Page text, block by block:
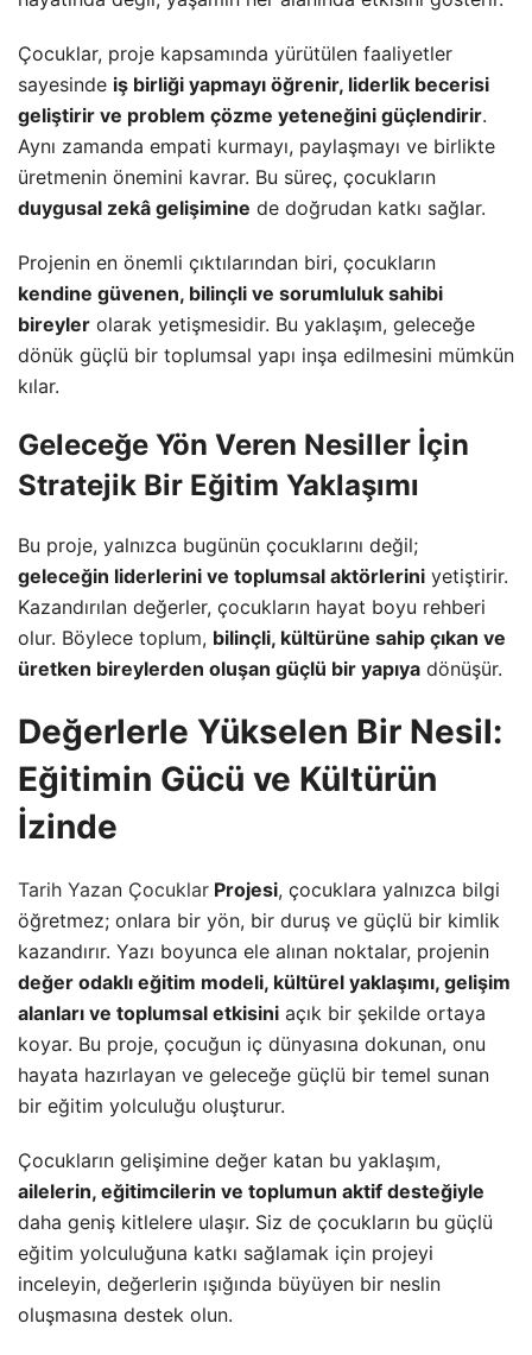
Çocuklar, proje kapsamında yürütülen faaliyetler
sayesinde iş birliği yapmayı öğrenir, liderlik becerisi
geliştirir ve problem çözme yeteneğini güçlendirir.
Aynı zamanda empati kurmayı, paylaşmayı ve birlikte
üretmenin önemini kavrar. Bu süreç, çocukların
duygusal zekâ gelişimine de doğrudan katkı sağlar.
Projenin en önemli çıktılarından biri, çocukların
kendine güvenen, bilinçli ve sorumluluk sahibi
bireyler olarak yetişmesidir. Bu yaklaşım, geleceğe
dönük güçlü bir toplumsal yapı inşa edilmesini mümkün
kılar.
Geleceğe Yön Veren Nesiller İçin
Stratejik Bir Eğitim Yaklaşımı
Bu proje, yalnızca bugünün çocuklarını değil;
geleceğin liderlerini ve toplumsal aktörlerini yetiştirir.
Kazandırılan değerler, çocukların hayat boyu rehberi
olur. Böylece toplum, bilinçli, kültürüne sahip çıkan ve
üretken bireylerden oluşan güçlü bir yapıya dönüşür.
Değerlerle Yükselen Bir Nesil:
Eğitimin Gücü ve Kültürün
İzinde
Tarih Yazan Çocuklar Projesi, çocuklara yalnızca bilgi
öğretmez; onlara bir yön, bir duruş ve güçlü bir kimlik
kazandırır. Yazı boyunca ele alınan noktalar, projenin
değer odaklı eğitim modeli, kültürel yaklaşımı, gelişim
alanları ve toplumsal etkisini açık bir şekilde ortaya
koyar. Bu proje, çocuğun iç dünyasına dokunan, onu
hayata hazırlayan ve geleceğe güçlü bir temel sunan
bir eğitim yolculuğu oluşturur.
Çocukların gelişimine değer katan bu yaklaşım,
ailelerin, eğitimcilerin ve toplumun aktif desteğiyle
daha geniş kitlelere ulaşır. Siz de çocukların bu güçlü
eğitim yolculuğuna katkı sağlamak için projeyi
inceleyin, değerlerin ışığında büyüyen bir neslin
oluşmasına destek olun.